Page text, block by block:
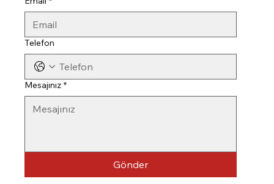
Telefon
Mesajınız *
Gönder